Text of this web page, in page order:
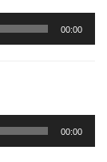
00:00
00:00